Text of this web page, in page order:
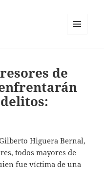
de
Higuera Bernal,
todos mayores de
fue víctima de una